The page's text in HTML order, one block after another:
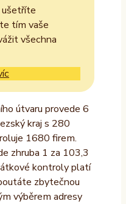
ušetříte
tím vaše
všechna
útvaru provede 6
kraj s 280
1680 firem.
zhruba 1 za 103,3
kontroly platí
zbytečnou
výběrem adresy